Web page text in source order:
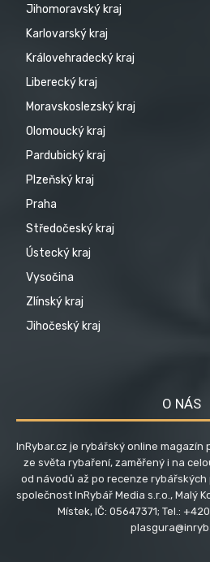
Jihomoravský kraj
Karlovarský kraj
Královehradecký kraj
Liberecký kraj
Moravskoslezský kraj
Olomoucký kraj
Pardubický kraj
Plzeňský kraj
Praha
Středočeský kraj
Ústecký kraj
Vysočina
Zlínský kraj
Jihočeský kraj
O NÁS
InRybar.cz je rybářský online
ze světa rybaření, zaměřený i na
od návodů až po recenze
společnost InRybář Media s.r.o., Malý
Místek, IČ: 05647371; Tel.: